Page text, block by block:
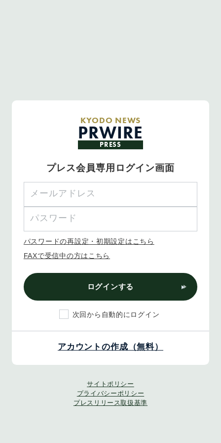
KYODO NEWS
PRWIRE
PRESS
プレス会員専用ログイン画面
パスワードの再設定・初期設定はこちら
FAXで受信中の方はこちら
ログインする
次回から自動的にログイン
アカウントの作成（無料）
サイトポリシー
プライバシーポリシー
プレスリリース取扱基準